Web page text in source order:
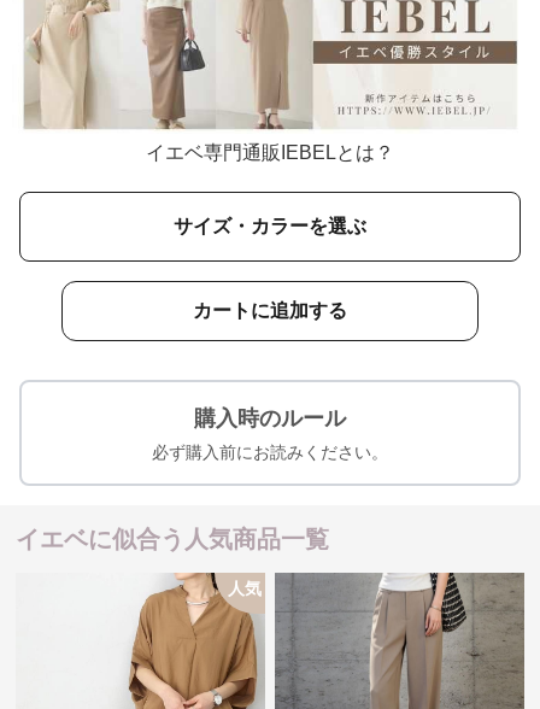
イエベ専門通販IEBELとは？
サイズ・カラーを選ぶ
カートに追加する
購入時のルール
必ず購入前にお読みください。
イエベに似合う人気商品一覧
人気